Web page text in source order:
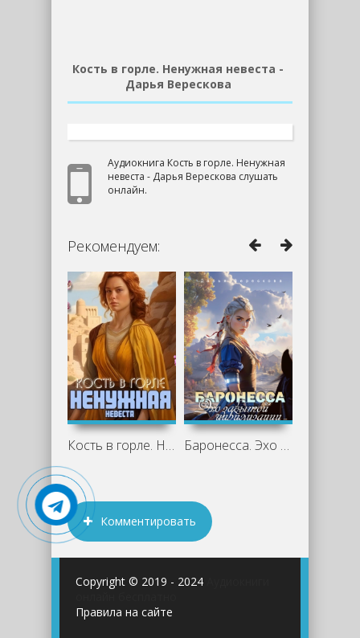
Кость в горле. Ненужная невеста -
Дарья Верескова
Аудиокнига Кость в горле. Ненужная
невеста - Дарья Верескова слушать
онлайн.
Рекомендуем:
Кость в горле. Ненужная невеста - Дарья Баронесса. Эхо забытой цивилизации -
Комментировать
Copyright © 2019 - 2024
Правила на сайте